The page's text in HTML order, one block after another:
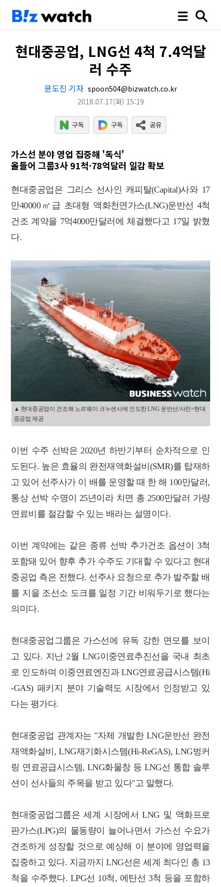
현대중공업, LNG선 4척 7.4억달
러 수주
윤도진 기자 spoon504@bizwatch.co.kr
2018.07.17(화) 15:19
가스선 분야 영업 집중해 '독식'
올들어 그룹3사 91척·78억달러 일감 확보
현대중공업은 그리스 선사인 캐피탈(Capital)사와 17
만40000㎥급 초대형 액화천연가스(LNG)운반선 4척
건조 계약을 7억4000만달러에 체결했다고 17일 밝혔
다.
▲ 현대중공업이 건조해 노르웨이 크누센사에 인도한 LNG 운반선/사진=현대
중공업 제공
이번 수주 선박은 2020년 하반기부터 순차적으로 인
도된다. 높은 효율의 완전재액화설비(SMR)를 탑재하
고 있어 선주사가 이 배를 운영할 때 한 해 100만달러,
통상 선박 수명이 25년이라 치면 총 2500만달러 가량
연료비를 절감할 수 있는 배라는 설명이다.
이번 계약에는 같은 종류 선박 추가건조 옵션이 3척
포함돼 있어 향후 추가 수주도 기대할 수 있다고 현대
중공업 측은 전했다. 선주사 요청으로 추가 발주할 배
를 지을 조선소 도크를 일정 기간 비워두기로 했다는
의미다.
현대중공업그룹은 가스선에 유독 강한 면모를 보이
고 있다. 지난 2월 LNG이중연료추진선을 국내 최초
로 인도하며 이중연료엔진과 LNG연료공급시스템(Hi
-GAS) 패키지 분야 기술력도 시장에서 인정받고 있
다는 평가다.
현대중공업 관계자는 "자체 개발한 LNG운반선 완전
재액화설비, LNG재기화시스템(Hi-ReGAS), LNG벙커
링 연료공급시스템, LNG화물창 등 LNG선 통합 솔루
션이 선사들의 주목을 받고 있다"고 말했다.
현대중공업그룹은 세계 시장에서 LNG 및 액화프로
판가스(LPG)의 물동량이 늘어나면서 가스선 수요가
견조하게 성장할 것으로 예상해 이 분야에 영업력을
집중하고 있다. 지금까지 LNG선은 세계 최다인 총 13
척을 수주했다. LPG선 10척, 에탄선 3척 등을 포함하